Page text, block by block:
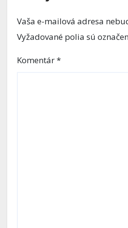
Vaša e-mailová adresa
Vyžadované polia sú
Komentár*